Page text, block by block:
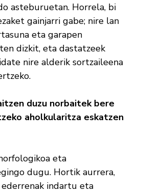
asteburuetan. Horrela, bi
gainjarri gabe; nire lan
eta garapen
dizkit, eta dastatzeek
nire alderik sortzaileena
duzu norbaitek bere
aholkularitza eskatzen
eta
dugu. Hortik aurrera,
indartu eta